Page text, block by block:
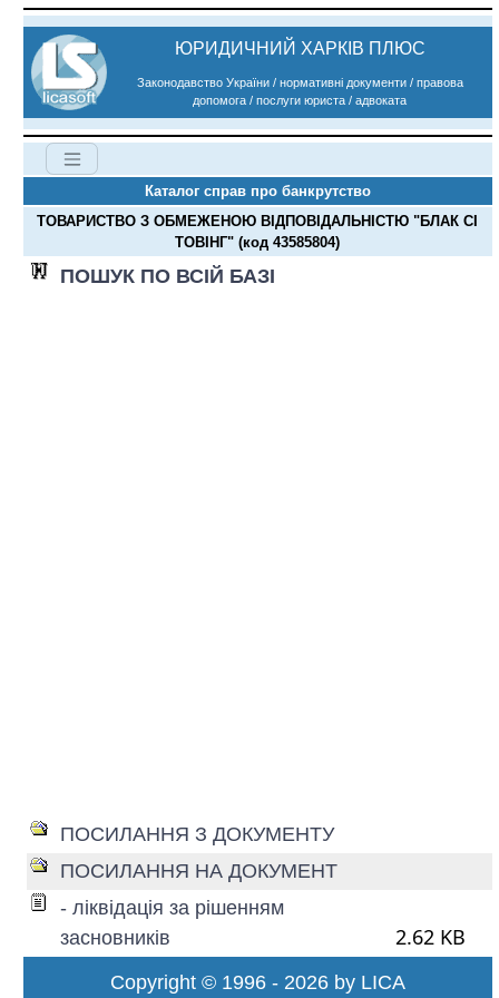
ЮРИДИЧНИЙ ХАРКІВ ПЛЮС
Законодавство України / нормативні документи / правова
допомога / послуги юриста / адвоката
Каталог справ про банкрутство
ТОВАРИСТВО З ОБМЕЖЕНОЮ ВІДПОВІДАЛЬНІСТЮ "БЛАК СІ
ТОВІНГ" (код 43585804)
ПОШУК ПО ВСІЙ БАЗІ
ПОСИЛАННЯ З ДОКУМЕНТУ
ПОСИЛАННЯ НА ДОКУМЕНТ
- ліквідація за рішенням
засновників
2.62 KB
Copyright © 1996 - 2026 by LICA